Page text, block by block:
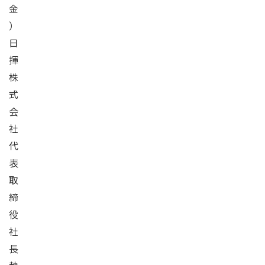
金
）
日
揮
株
式
会
社
代
表
取
締
役
社
長